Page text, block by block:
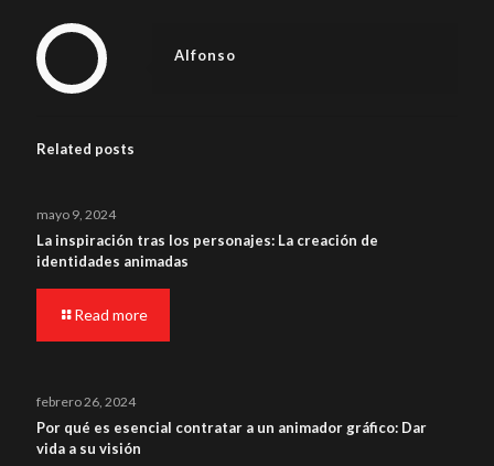
Alfonso
Related posts
mayo 9, 2024
La inspiración tras los personajes: La creación de
identidades animadas
Read more
febrero 26, 2024
Por qué es esencial contratar a un animador gráfico: Dar
vida a su visión